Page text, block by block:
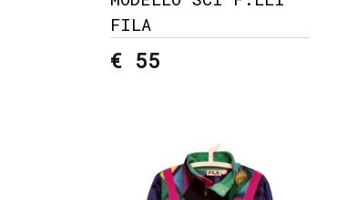
FILA
€ 55